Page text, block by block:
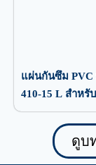
แผ่นกันซึม PVC
410-15 L สำหรั
ดูบ